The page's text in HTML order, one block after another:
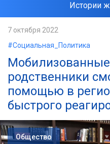
Истории
7 октября 2022
#Социальная_Политика
родственники
помощью в
быстрого
Общество